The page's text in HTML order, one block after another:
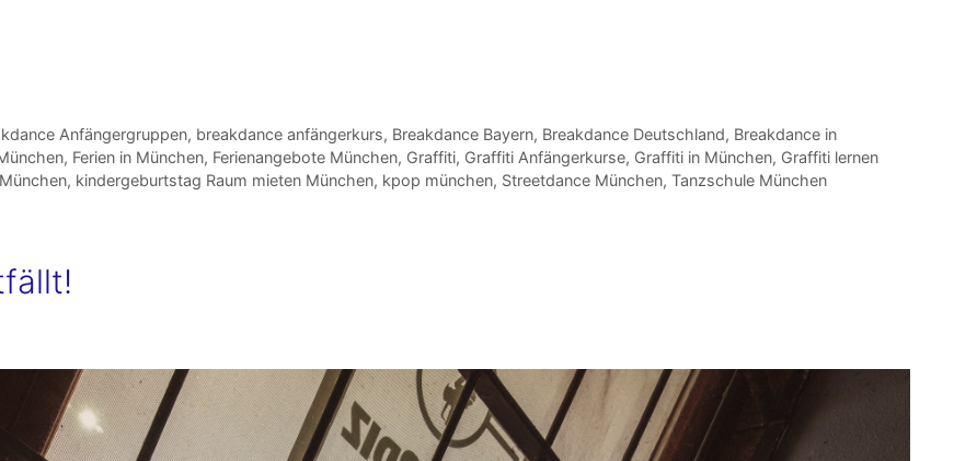
Anfängergruppen, breakdance anfängerkurs, Breakdance Bayern, Breakdance Deutschland, Breakdance in
, Ferien in München, Ferienangebote München, Graffiti, Graffiti Anfängerkurse, Graffiti in München, Graffiti lernen
, kindergeburtstag Raum mieten München, kpop münchen, Streetdance München, Tanzschule München